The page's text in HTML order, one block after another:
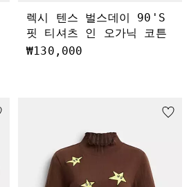
렉시 텐스 벌스데이 90'S
핏 티셔츠 인 오가닉 코튼
₩130,000